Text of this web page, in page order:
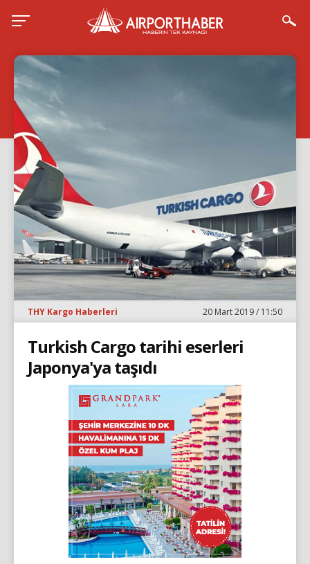
THY Kargo Haberleri 20 Mart 2019 / 11:50
Turkish Cargo tarihi eserleri
Japonya'ya taşıdı